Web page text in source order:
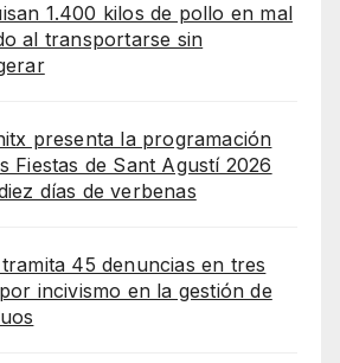
1.400 kilos de pollo en mal
al transportarse sin
presenta la programación
Fiestas de Sant Agustí 2026
días de verbenas
45 denuncias en tres
incivismo en la gestión de